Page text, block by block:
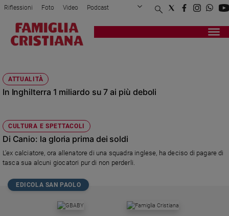
Attualità
Politica
Mondo
Legalità
e
giustizia
Sport
Papa
Riflessioni Foto Video Podcast
Privacy Policy Chi siamo
Registrati Redazione
ATTUALITÀ
In Inghilterra 1 miliardo su 7 ai più deboli
CULTURA E SPETTACOLI
Di Canio: la gloria prima dei soldi
L'ex calciatore, ora allenatore di una squadra inglese, ha deciso di pagare di
tasca sua alcuni giocatori pur di non perderli.
EDICOLA SAN PAOLO